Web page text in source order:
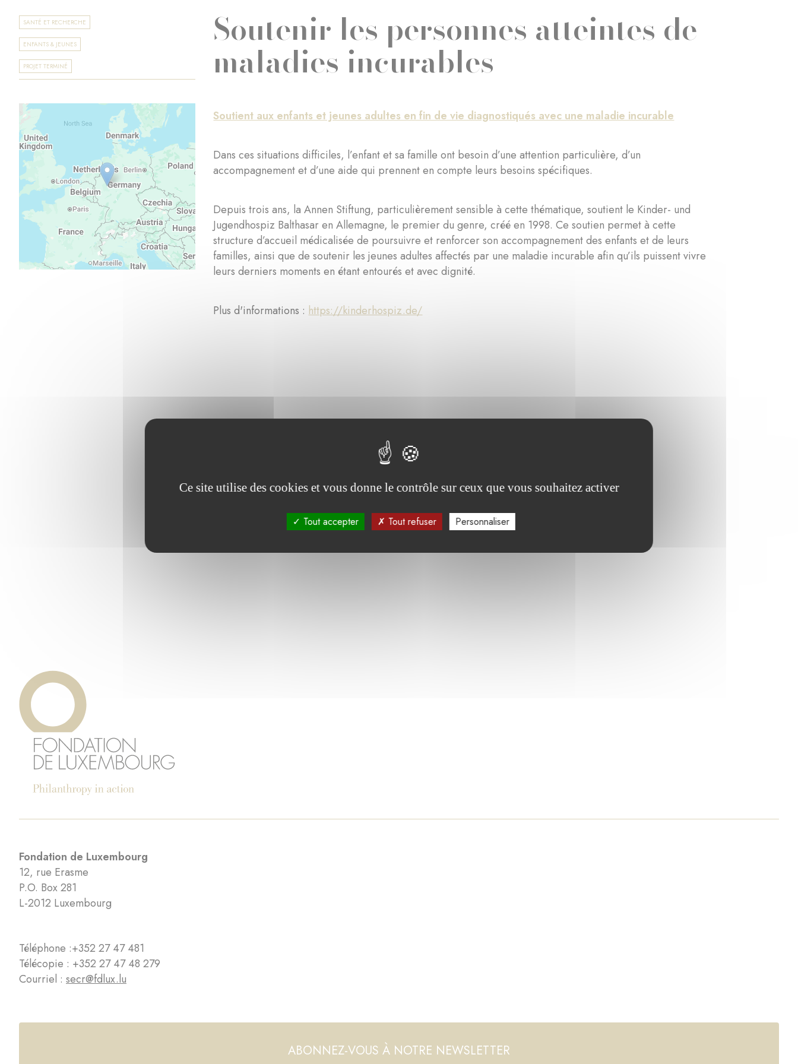
SANTÉ ET RECHERCHE
ENFANTS & JEUNES
PROJET TERMINÉ
Soutenir les personnes atteintes de
maladies incurables
Soutient aux enfants et jeunes adultes en fin de vie diagnostiqués avec une maladie incurable
Dans ces situations difficiles, l’enfant et sa famille ont besoin d’une attention particulière, d’un
accompagnement et d’une aide qui prennent en compte leurs besoins spécifiques.
Depuis trois ans, la Annen Stiftung, particulièrement sensible à cette thématique, soutient le Kinder- und
Jugendhospiz Balthasar en Allemagne, le premier du genre, créé en 1998. Ce soutien permet à cette
structure d’accueil médicalisée de poursuivre et renforcer son accompagnement des enfants et de leurs
familles, ainsi que de soutenir les jeunes adultes affectés par une maladie incurable afin qu’ils puissent vivre
leurs derniers moments en étant entourés et avec dignité.
Plus d'informations : https://kinderhospiz.de/
Fondation de Luxembourg
12, rue Erasme
P.O. Box 281
L-2012 Luxembourg
Téléphone :+352 27 47 481
Télécopie : +352 27 47 48 279
Courriel : secr@fdlux.lu
ABONNEZ-VOUS À NOTRE NEWSLETTER
Ce site utilise des cookies et vous donne le contrôle sur ceux que vous souhaitez activer
Tout accepter Tout refuser Personnaliser